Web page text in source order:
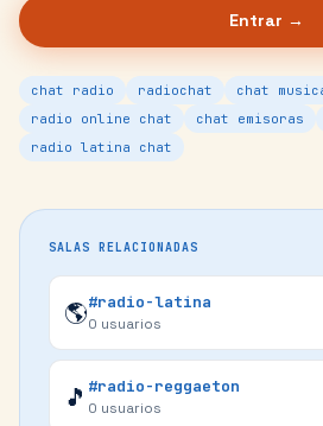
Entrar →
chat radio radiochat
chat
radio online chat
chat emisoras
radio latina chat
SALAS RELACIONADAS
🌎#radio-latina
0 usuarios
🎵 #radio-reggaeton
0 usuarios